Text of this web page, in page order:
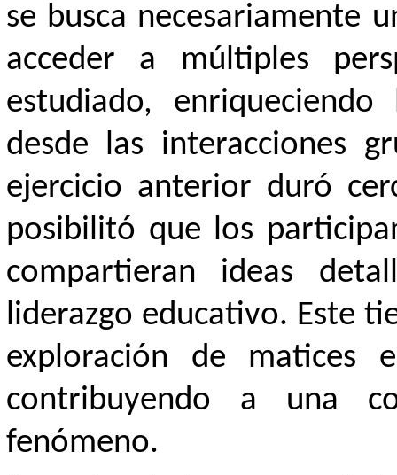
se busca necesariamente
acceder a múltiples
estudiado,
desde las interacciones
ejercicio anterior duró
posibilitó que los
compartieran ideas
liderazgo educativo. Este
exploración de matices
contribuyendo a una
fenómeno.